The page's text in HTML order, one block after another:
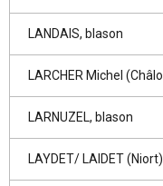
LANDAIS, blason
LARCHER Michel
LARNUZEL, blason
LAYDET/ LAIDET (Niort)